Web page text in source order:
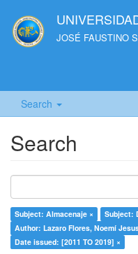
JOSÉ FAUSTINO
Search
Search
Subject: Almacenaje ×
Subject:
Author: Lazaro Flores, Noemí
Date issued: [2011 TO 2019] ×